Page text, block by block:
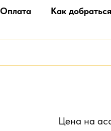
Оплата Как добраться
Цена на